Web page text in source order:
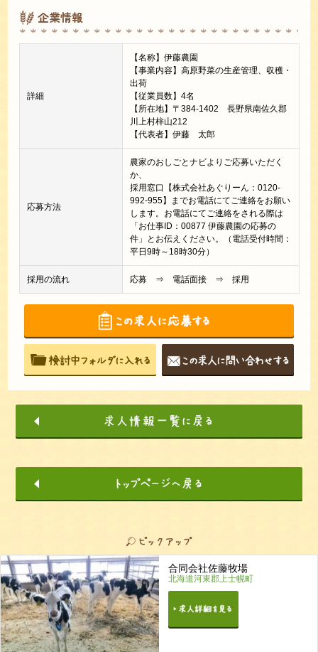
企業情報
詳細
【名称】伊藤農園
【事業内容】高原野菜の生産管理、収穫・
出荷
【従業員数】4名
【所在地】〒384-1402 長野県南佐久郡
川上村梓山212
【代表者】伊藤 太郎
応募方法
農家のおしごとナビよりご応募いただく
か、
採用窓口【株式会社あぐりーん：0120-
992-955】までお電話にてご連絡をお願い
します。お電話にてご連絡をされる際は
「お仕事ID：00877 伊藤農園の応募の
件」とお伝えください。（電話受付時間：
平日9時～18時30分）
採用の流れ 応募 ⇒ 電話面接 ⇒ 採用
合同会社佐藤牧場
北海道河東郡上士幌町